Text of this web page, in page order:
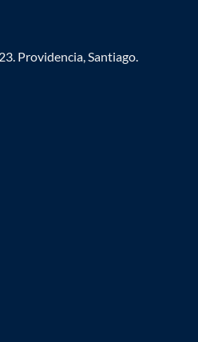
Providencia, Santiago.